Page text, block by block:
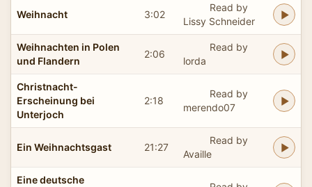
Weihnacht 3:02
Read by
Lissy Schneider
Weihnachten in Polen
und Flandern
2:06
Read by
lorda
Christnacht-
Erscheinung bei
Unterjoch
2:18
Read by
merendo07
Ein Weihnachtsgast 21:27
Read by
Availle
Eine deutsche